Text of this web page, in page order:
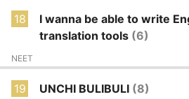
18
I wanna be able to write
translation tools (6)
NEET
19 UNCHI BULIBULI (8)